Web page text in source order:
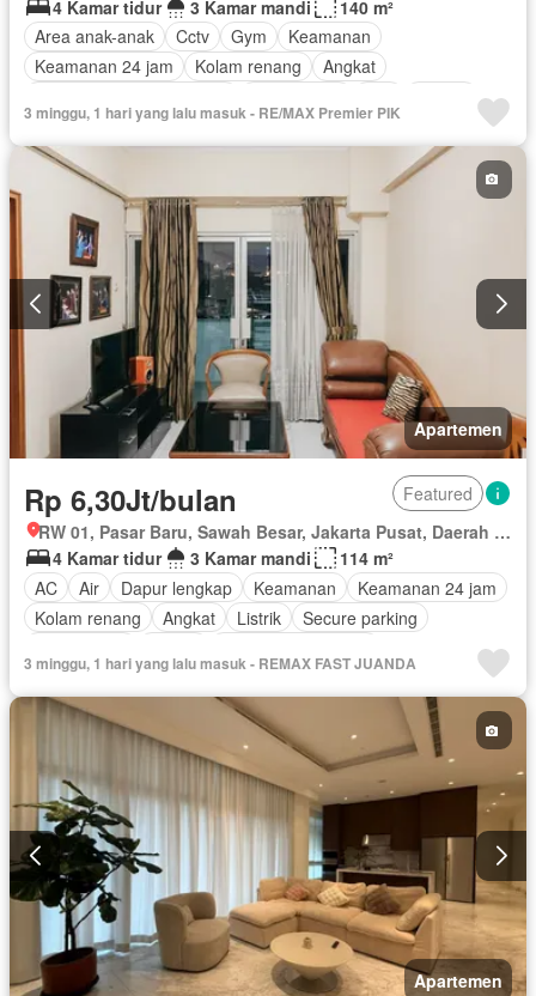
4 Kamar tidur 3 Kamar mandi
140 m²
Area anak-anak
Cctv Gym
Keamanan
Keamanan 24 jam
Kolam renang
Angkat
Garasi
Berperabot lengkap
3 minggu, 1 hari yang lalu masuk - RE/MAX Premier PIK
Apartemen
Rp 6,30Jt/bulan
Featured
RW 01, Pasar Baru, Sawah Besar, Jakarta Pusat, Daerah Khusus Ibukota Jakarta
4 Kamar tidur
3 Kamar mandi
114 m²
AC
Air Dapur lengkap Keamanan
Keamanan 24 jam
Kolam renang
Angkat Listrik
Secure parking
3 minggu, 1 hari yang lalu masuk - REMAX FAST JUANDA
Apartemen